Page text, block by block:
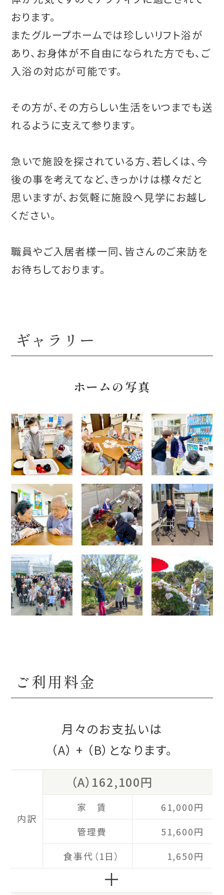
おります。
またグループホームでは珍しいリフト浴が
あり、お身体が不自由になられた方でも、ご
入浴の対応が可能です。
その方が、その方らしい生活をいつまでも送
れるように支えて参ります。
急いで施設を探されている方、若しくは、今
後の事を考えてなど、きっかけは様々だと
思いますが、お気軽に施設へ見学にお越し
ください。
職員やご入居者様一同、皆さんのご来訪を
お待ちしております。
ギャラリー
ホームの写真
ご利用料金
月々のお支払いは
（A） + （B） となります。
（A）162,100円
内訳
家 賃
61,000円
管理費
51,600円
食事代（1日）
1,650円
＋